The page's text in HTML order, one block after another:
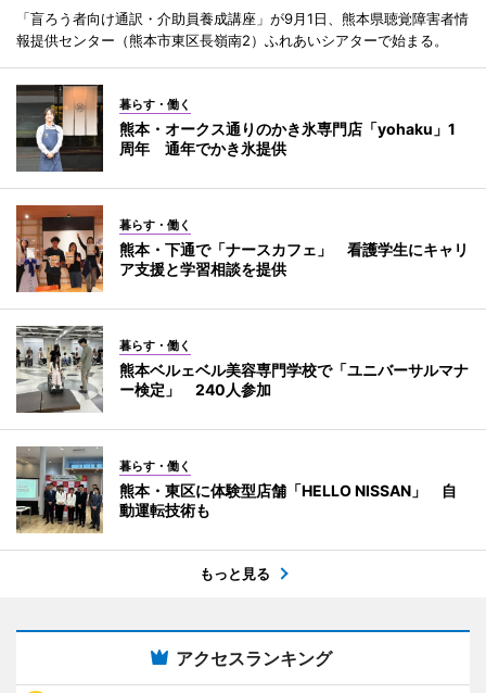
「盲ろう者向け通訳・介助員養成講座」が9月1日、熊本県聴覚障害者情
報提供センター（熊本市東区長嶺南2）ふれあいシアターで始まる。
暮らす・働く
熊本・オークス通りのかき氷専門店「yohaku」1
周年 通年でかき氷提供
暮らす・働く
熊本・下通で「ナースカフェ」 看護学生にキャリ
ア支援と学習相談を提供
暮らす・働く
熊本ベルェベル美容専門学校で「ユニバーサルマナ
ー検定」 240人参加
暮らす・働く
熊本・東区に体験型店舗「HELLO NISSAN」 自
動運転技術も
もっと見る
アクセスランキング